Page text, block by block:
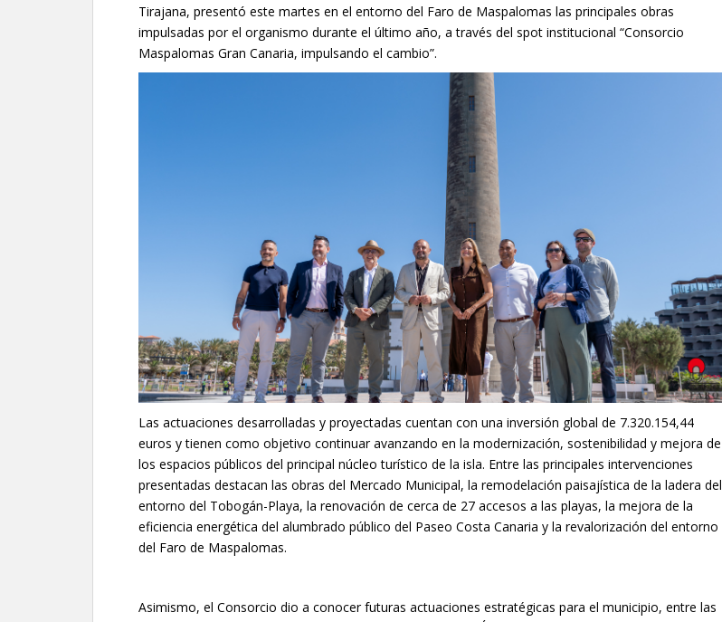
Tirajana, presentó este martes en el entorno del Faro de Maspalomas las principales obras
impulsadas por el organismo durante el último año, a través del spot institucional “Consorcio
Maspalomas Gran Canaria, impulsando el cambio”.
Las actuaciones desarrolladas y proyectadas cuentan con una inversión global de 7.320.154,44
euros y tienen como objetivo continuar avanzando en la modernización, sostenibilidad y mejora de
los espacios públicos del principal núcleo turístico de la isla. Entre las principales intervenciones
presentadas destacan las obras del Mercado Municipal, la remodelación paisajística de la ladera del
entorno del Tobogán-Playa, la renovación de cerca de 27 accesos a las playas, la mejora de la
eficiencia energética del alumbrado público del Paseo Costa Canaria y la revalorización del entorno
del Faro de Maspalomas.
Asimismo, el Consorcio dio a conocer futuras actuaciones estratégicas para el municipio, entre las